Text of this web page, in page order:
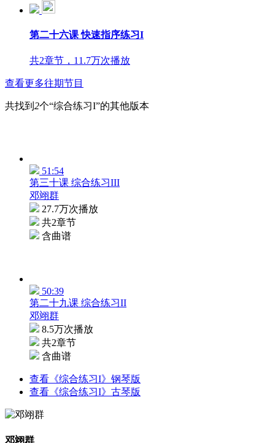
第二十六课 快速指序练习I
共2章节，11.7万次播放
查看更多往期节目
共找到 2个“综合练习I”的其他版本
51:54
第三十课 综合练习III
邓翊群
27.7万次播放
共2章节
含曲谱
50:39
第二十九课 综合练习II
邓翊群
8.5万次播放
共2章节
含曲谱
查看《综合练习I》钢琴版
查看《综合练习I》古琴版
邓翊群